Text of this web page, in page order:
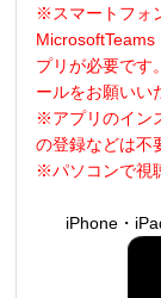
※スマートフォ
MicrosoftTeams
プリが必要です
ールをお願いい
※アプリのイン
の登録などは不
※パソコンで視
iPhone・